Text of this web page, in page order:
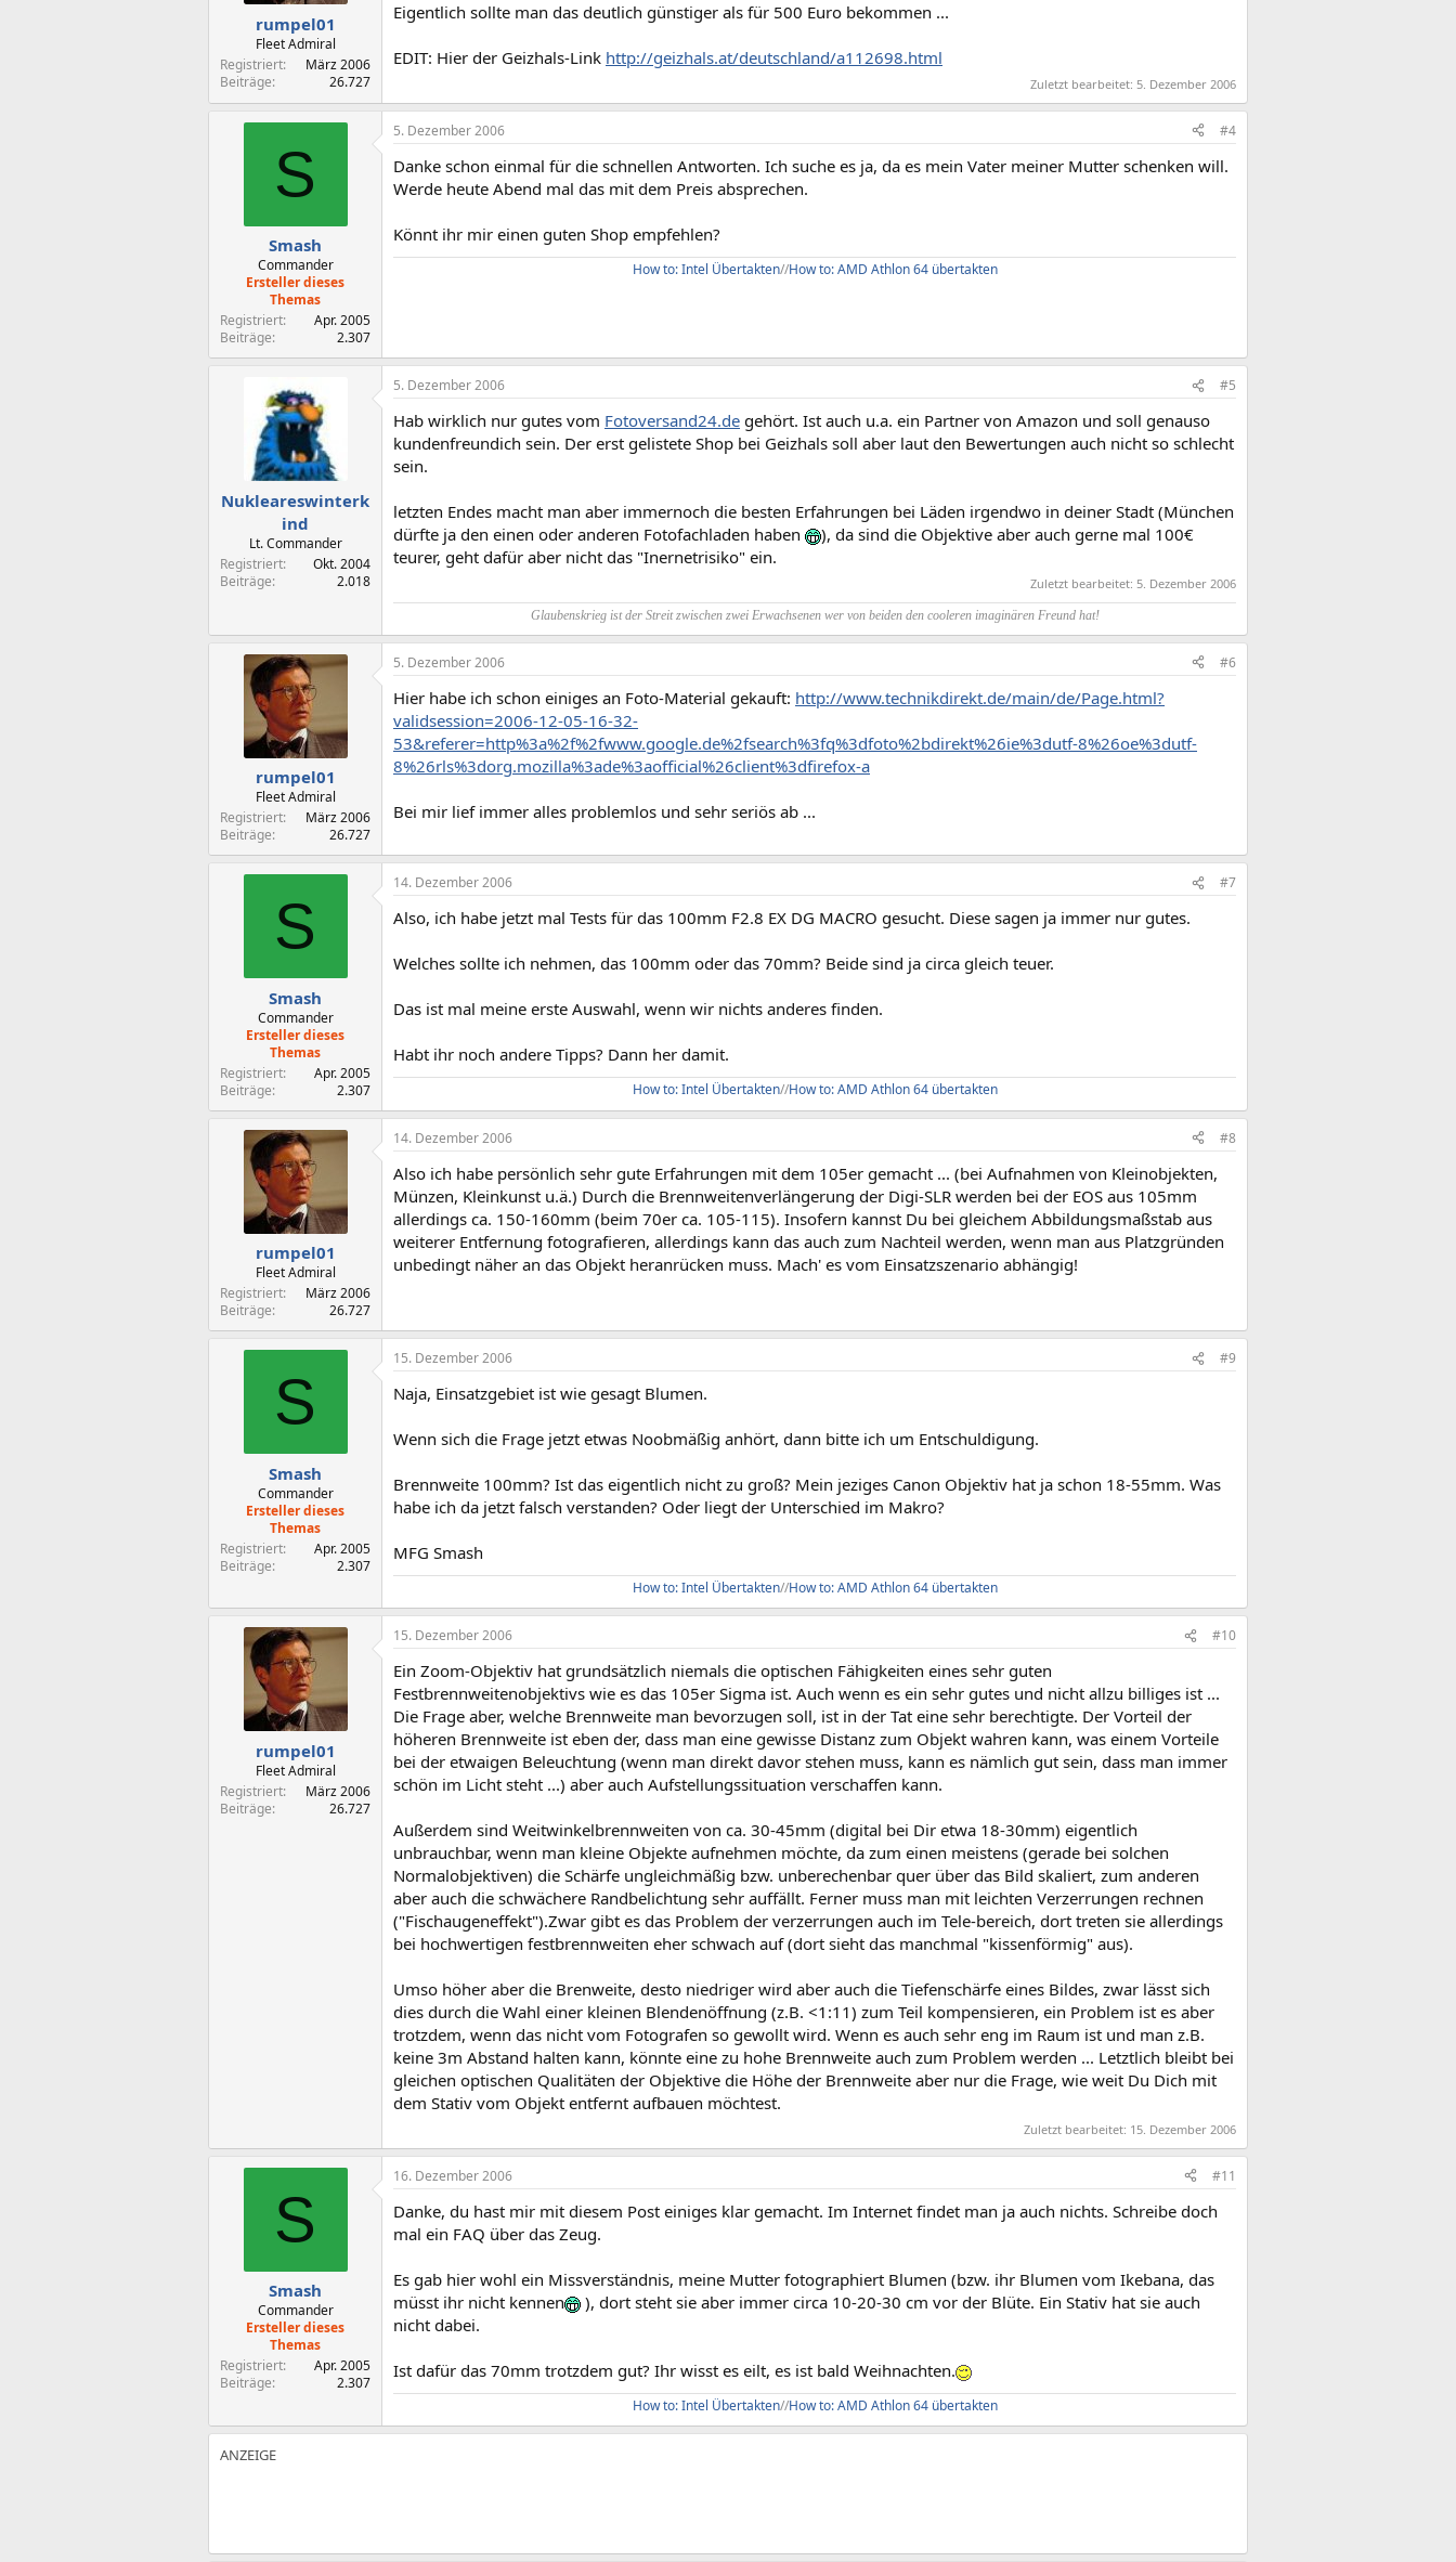
rumpel01
Fleet Admiral
Registriert
März 2006
Beiträge
26.727
Eigentlich sollte man das deutlich günstiger als für 500 Euro bekommen ...
EDIT: Hier der Geizhals-Link http://geizhals.at/deutschland/a112698.html
Zuletzt bearbeitet: 5. Dezember 2006
S
Smash
Commander
Ersteller dieses
Themas
Registriert
Apr. 2005
Beiträge
2.307
5. Dezember 2006 #4
Danke schon einmal für die schnellen Antworten. Ich suche es ja, da es mein Vater meiner Mutter schenken will.
Werde heute Abend mal das mit dem Preis absprechen.
Könnt ihr mir einen guten Shop empfehlen?
How to: Intel Übertakten//How to: AMD Athlon 64 übertakten
Nukleareswinterk
ind
Lt. Commander
Registriert
Okt. 2004
Beiträge
2.018
5. Dezember 2006 #5
Hab wirklich nur gutes vom Fotoversand24.de gehört. Ist auch u.a. ein Partner von Amazon und soll genauso
kundenfreundich sein. Der erst gelistete Shop bei Geizhals soll aber laut den Bewertungen auch nicht so schlecht
sein.
letzten Endes macht man aber immernoch die besten Erfahrungen bei Läden irgendwo in deiner Stadt (München
dürfte ja den einen oder anderen Fotofachladen haben
), da sind die Objektive aber auch gerne mal 100€
teurer, geht dafür aber nicht das "Inernetrisiko" ein.
Zuletzt bearbeitet: 5. Dezember 2006
Glaubenskrieg ist der Streit zwischen zwei Erwachsenen wer von beiden den cooleren imaginären Freund hat!
rumpel01
Fleet Admiral
Registriert
März 2006
Beiträge
26.727
5. Dezember 2006 #6
Hier habe ich schon einiges an Foto-Material gekauft: http://www.technikdirekt.de/main/de/Page.html?
validsession=2006-12-05-16-32-
53&referer=http%3a%2f%2fwww.google.de%2fsearch%3fq%3dfoto%2bdirekt%26ie%3dutf-8%26oe%3dutf-
8%26rls%3dorg.mozilla%3ade%3aofficial%26client%3dfirefox-a
Bei mir lief immer alles problemlos und sehr seriös ab ...
S
Smash
Commander
Ersteller dieses
Themas
Registriert
Apr. 2005
Beiträge
2.307
14. Dezember 2006 #7
Also, ich habe jetzt mal Tests für das 100mm F2.8 EX DG MACRO gesucht. Diese sagen ja immer nur gutes.
Welches sollte ich nehmen, das 100mm oder das 70mm? Beide sind ja circa gleich teuer.
Das ist mal meine erste Auswahl, wenn wir nichts anderes finden.
Habt ihr noch andere Tipps? Dann her damit.
How to: Intel Übertakten//How to: AMD Athlon 64 übertakten
rumpel01
Fleet Admiral
Registriert
März 2006
Beiträge
26.727
14. Dezember 2006 #8
Also ich habe persönlich sehr gute Erfahrungen mit dem 105er gemacht ... (bei Aufnahmen von Kleinobjekten,
Münzen, Kleinkunst u.ä.) Durch die Brennweitenverlängerung der Digi-SLR werden bei der EOS aus 105mm
allerdings ca. 150-160mm (beim 70er ca. 105-115). Insofern kannst Du bei gleichem Abbildungsmaßstab aus
weiterer Entfernung fotografieren, allerdings kann das auch zum Nachteil werden, wenn man aus Platzgründen
unbedingt näher an das Objekt heranrücken muss. Mach' es vom Einsatzszenario abhängig!
S
Smash
Commander
Ersteller dieses
Themas
Registriert
Apr. 2005
Beiträge
2.307
15. Dezember 2006 #9
Naja, Einsatzgebiet ist wie gesagt Blumen.
Wenn sich die Frage jetzt etwas Noobmäßig anhört, dann bitte ich um Entschuldigung.
Brennweite 100mm? Ist das eigentlich nicht zu groß? Mein jeziges Canon Objektiv hat ja schon 18-55mm. Was
habe ich da jetzt falsch verstanden? Oder liegt der Unterschied im Makro?
MFG Smash
How to: Intel Übertakten//How to: AMD Athlon 64 übertakten
rumpel01
Fleet Admiral
Registriert
März 2006
Beiträge
26.727
15. Dezember 2006 #10
Ein Zoom-Objektiv hat grundsätzlich niemals die optischen Fähigkeiten eines sehr guten
Festbrennweitenobjektivs wie es das 105er Sigma ist. Auch wenn es ein sehr gutes und nicht allzu billiges ist ...
Die Frage aber, welche Brennweite man bevorzugen soll, ist in der Tat eine sehr berechtigte. Der Vorteil der
höheren Brennweite ist eben der, dass man eine gewisse Distanz zum Objekt wahren kann, was einem Vorteile
bei der etwaigen Beleuchtung (wenn man direkt davor stehen muss, kann es nämlich gut sein, dass man immer
schön im Licht steht ...) aber auch Aufstellungssituation verschaffen kann.
Außerdem sind Weitwinkelbrennweiten von ca. 30-45mm (digital bei Dir etwa 18-30mm) eigentlich
unbrauchbar, wenn man kleine Objekte aufnehmen möchte, da zum einen meistens (gerade bei solchen
Normalobjektiven) die Schärfe ungleichmäßig bzw. unberechenbar quer über das Bild skaliert, zum anderen
aber auch die schwächere Randbelichtung sehr auffällt. Ferner muss man mit leichten Verzerrungen rechnen
("Fischaugeneffekt").Zwar gibt es das Problem der verzerrungen auch im Tele-bereich, dort treten sie allerdings
bei hochwertigen festbrennweiten eher schwach auf (dort sieht das manchmal "kissenförmig" aus).
Umso höher aber die Brenweite, desto niedriger wird aber auch die Tiefenschärfe eines Bildes, zwar lässt sich
dies durch die Wahl einer kleinen Blendenöffnung (z.B. <1:11) zum Teil kompensieren, ein Problem ist es aber
trotzdem, wenn das nicht vom Fotografen so gewollt wird. Wenn es auch sehr eng im Raum ist und man z.B.
keine 3m Abstand halten kann, könnte eine zu hohe Brennweite auch zum Problem werden ... Letztlich bleibt bei
gleichen optischen Qualitäten der Objektive die Höhe der Brennweite aber nur die Frage, wie weit Du Dich mit
dem Stativ vom Objekt entfernt aufbauen möchtest.
Zuletzt bearbeitet: 15. Dezember 2006
S
Smash
Commander
Ersteller dieses
Themas
Registriert
Apr. 2005
Beiträge
2.307
16. Dezember 2006 #11
Danke, du hast mir mit diesem Post einiges klar gemacht. Im Internet findet man ja auch nichts. Schreibe doch
mal ein FAQ über das Zeug.
Es gab hier wohl ein Missverständnis, meine Mutter fotographiert Blumen (bzw. ihr Blumen vom Ikebana, das
müsst ihr nicht kennen
), dort steht sie aber immer circa 10-20-30 cm vor der Blüte. Ein Stativ hat sie auch
nicht dabei.
Ist dafür das 70mm trotzdem gut? Ihr wisst es eilt, es ist bald Weihnachten.
How to: Intel Übertakten//How to: AMD Athlon 64 übertakten